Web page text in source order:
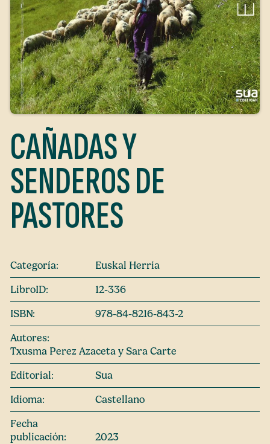
CAÑADAS Y
SENDEROS DE
PASTORES
Categoría:
Euskal Herria
LibroID:
12-336
ISBN:
978-84-8216-843-2
Autores:
Txusma Perez Azaceta y Sara Carte
Editorial:
Sua
Idioma:
Castellano
Fecha
publicación:
2023